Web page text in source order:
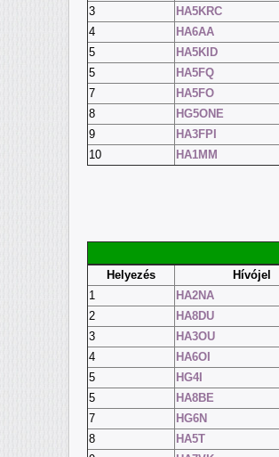
3
HA5KRC
4
HA6AA
5
HA5KID
5
HA5FQ
7
HA5FO
8
HG5ONE
9
HA3FPI
10
HA1MM
Helyezés Hívójel
1
HA2NA
2
HA8DU
3
HA3OU
4
HA6OI
5
HG4I
5
HA8BE
7
HG6N
8
HA5T